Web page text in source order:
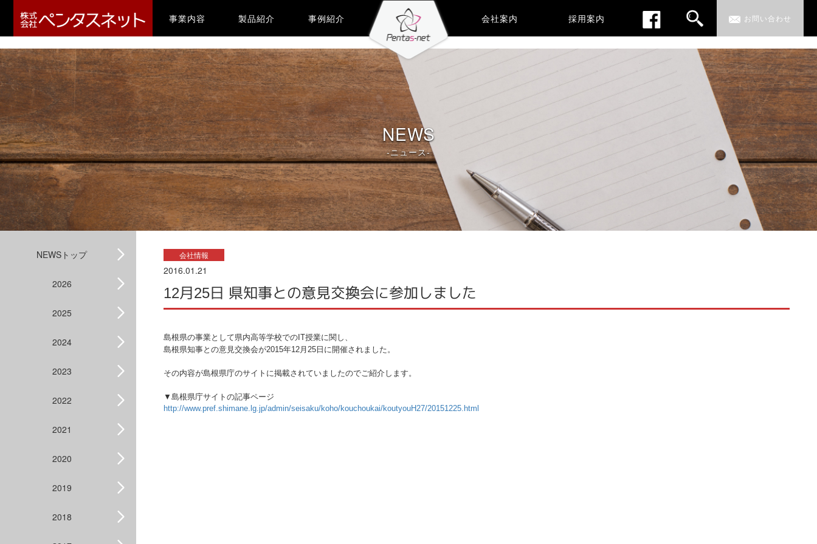
事業内容 (current)製品紹介 事例紹介 会社案内 採用案内 お問い合わせ
NEWS
-ニュース-
会社情報
2016.01.21
12月25日 県知事との意見交換会に参加しました
島根県の事業として県内高等学校でのIT授業に関し、
島根県知事との意見交換会が2015年12月25日に開催されました。
その内容が島根県庁のサイトに掲載されていましたのでご紹介します。
▼島根県庁サイトの記事ページ
http://www.pref.shimane.lg.jp/admin/seisaku/koho/kouchoukai/koutyouH27/20151225.html
NEWSトップ
2026
2025
2024
2023
2022
2021
2020
2019
2018